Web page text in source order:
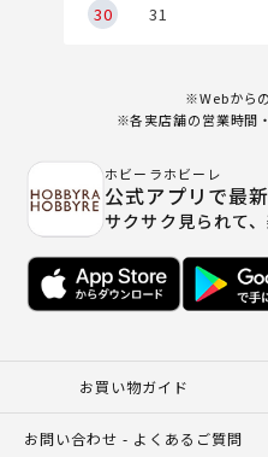
30
31
※Webから
※各実店舗の営業時間
ホビーラホビーレ
公式アプリで最
サクサク見られて
お買い物ガイド
お問い合わせ - よくあるご質問